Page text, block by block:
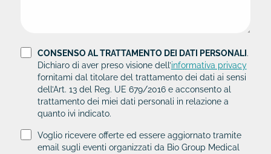
CONSENSO AL TRATTAMENTO DEI DATI PERSONALI .
Dichiaro di aver preso visione dell’informativa privacy
fornitami dal titolare del trattamento dei dati ai sensi
dell’Art. 13 del Reg. UE 679/2016 e acconsento al
trattamento dei miei dati personali in relazione a
quanto ivi indicato.
Voglio ricevere offerte ed essere aggiornato tramite
email sugli eventi organizzati da Bio Group Medical